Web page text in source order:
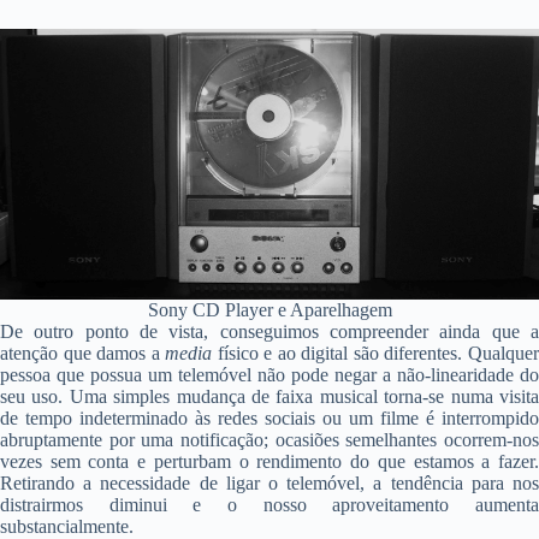
Sony CD Player e Aparelhagem
De outro ponto de vista, conseguimos compreender ainda que a
atenção que damos amedia físico e ao digital são diferentes. Qualquer
pessoa que possua um telemóvel não pode negar a não-linearidade do
seu uso. Uma simples mudança de faixa musical torna-se numa visita
de tempo indeterminado às redes sociais ou um filme é interrompido
abruptamente por uma notificação; ocasiões semelhantes ocorrem-nos
vezes sem conta e perturbam o rendimento do que estamos a fazer.
Retirando a necessidade de ligar o telemóvel, a tendência para nos
distrairmos diminui e o nosso aproveitamento aumenta
substancialmente.